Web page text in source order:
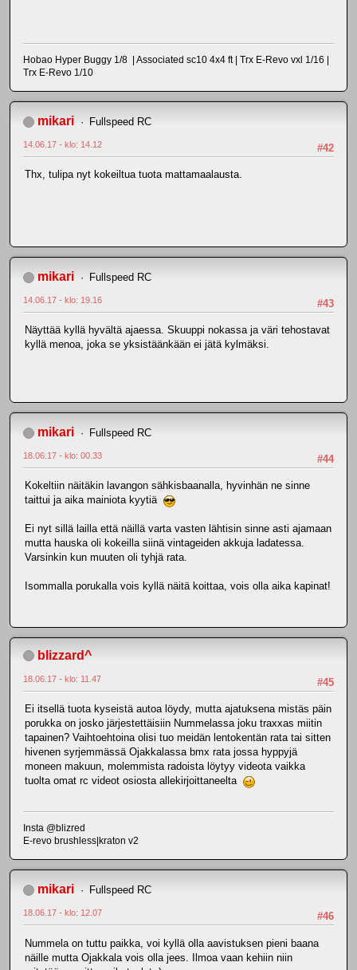
Hobao Hyper Buggy 1/8 | Associated sc10 4x4 ft | Trx E-Revo vxl 1/16 |
Trx E-Revo 1/10
mikari Fullspeed RC
#42
14.06.17 - klo: 14.12
Thx, tulipa nyt kokeiltua tuota mattamaalausta.
mikari Fullspeed RC
#43
14.06.17 - klo: 19.16
Näyttää kyllä hyvältä ajaessa. Skuuppi nokassa ja väri tehostavat
kyllä menoa, joka se yksistäänkään ei jätä kylmäksi.
mikari Fullspeed RC
#44
18.06.17 - klo: 00.33
Kokeltiin näitäkin lavangon sähkisbaanalla, hyvinhän ne sinne
taittui ja aika mainiota kyytiä
Ei nyt sillä lailla että näillä varta vasten lähtisin sinne asti ajamaan
mutta hauska oli kokeilla siinä vintageiden akkuja ladatessa.
Varsinkin kun muuten oli tyhjä rata.
Isommalla porukalla vois kyllä näitä koittaa, vois olla aika kapinat!
blizzard^
#45
18.06.17 - klo: 11.47
Ei itsellä tuota kyseistä autoa löydy, mutta ajatuksena mistäs päin
porukka on josko järjestettäisiin Nummelassa joku traxxas miitin
tapainen? Vaihtoehtoina olisi tuo meidän lentokentän rata tai sitten
hivenen syrjemmässä Ojakkalassa bmx rata jossa hyppyjä
moneen makuun, molemmista radoista löytyy videota vaikka
tuolta omat rc videot osiosta allekirjoittaneelta
Insta @blizred
E-revo brushless|kraton v2
mikari Fullspeed RC
#46
18.06.17 - klo: 12.07
Nummela on tuttu paikka, voi kyllä olla aavistuksen pieni baana
näille mutta Ojakkala vois olla jees. Ilmoa vaan kehiin niin